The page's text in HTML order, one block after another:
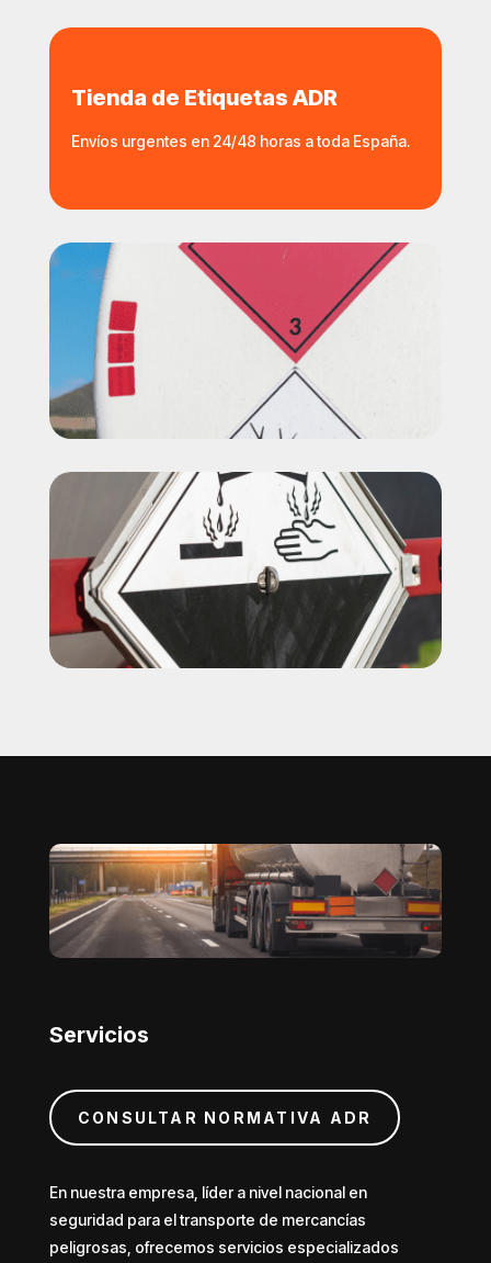
Tienda de Etiquetas ADR
Envíos urgentes en 24/48 horas a toda España.
Servicios
CONSULTAR NORMATIVA ADR
En nuestra empresa, líder a nivel nacional en
seguridad para el transporte de mercancías
peligrosas, ofrecemos servicios especializados